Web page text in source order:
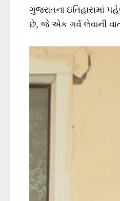
ગુજરાતના ઇતિહાસમાં
છે, જે એક ગર્વ લેવાની